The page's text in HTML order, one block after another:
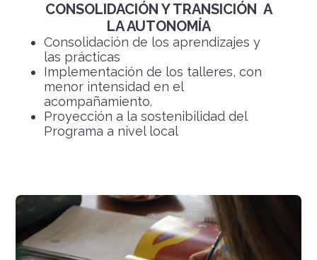
CONSOLIDACIÓN Y TRANSICIÓN A
LA AUTONOMÍA
Consolidación de los aprendizajes y
las prácticas
Implementación de los talleres, con
menor intensidad en el
acompañamiento.
Proyección a la sostenibilidad del
Programa a nivel local